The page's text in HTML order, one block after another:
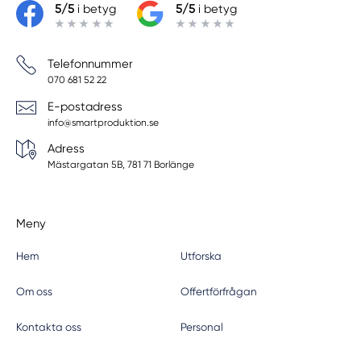
5/5i betyg 5/5i betyg
Telefonnummer
070 681 52 22
E-postadress
info@smartproduktion.se
Adress
Mästargatan 5B, 781 71 Borlänge
Meny
Hem Utforska
Om oss Offertförfrågan
Kontakta oss Personal